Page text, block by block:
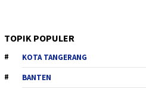
TOPIK POPULER
KOTA TANGERANG
BANTEN